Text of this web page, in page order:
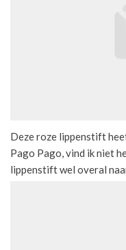
Deze roze lippenstift
Pago Pago, vind ik niet
lippenstift wel overal